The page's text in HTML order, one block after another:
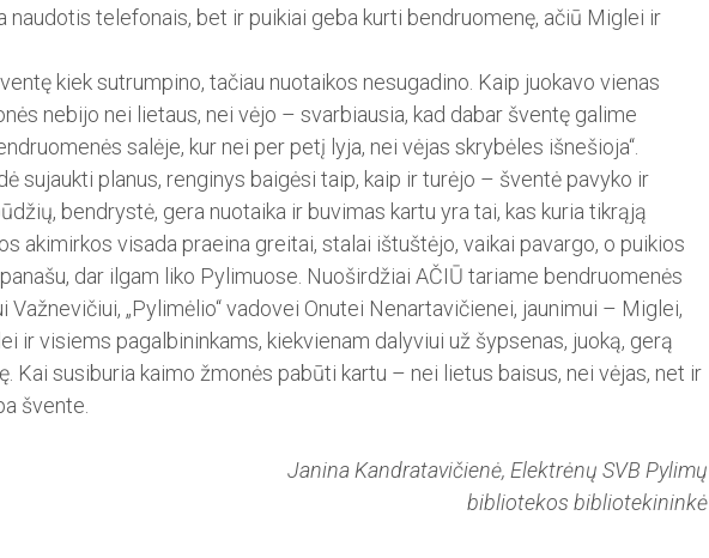
naudotis telefonais, bet ir puikiai geba kurti bendruomenę, ačiū Miglei ir
kiek sutrumpino, tačiau nuotaikos nesugadino. Kaip juokavo vienas
nebijo nei lietaus, nei vėjo – svarbiausia, kad dabar šventę galime
salėje, kur nei per petį lyja, nei vėjas skrybėles išnešioja“.
sujaukti planus, renginys baigėsi taip, kaip ir turėjo – šventė pavyko ir
bendrystė, gera nuotaika ir buvimas kartu yra tai, kas kuria tikrąją
akimirkos visada praeina greitai, stalai ištuštėjo, vaikai pavargo, o puikios
dar ilgam liko Pylimuose. Nuoširdžiai AČIŪ tariame bendruomenės
Važnevičiui, „Pylimėlio“ vadovei Onutei Ne­nartavičienei, jaunimui – Miglei,
ir visiems pagalbininkams, kiekvienam daly­viui už šypsenas, juoką, gerą
Kai susiburia kaimo žmonės pabūti kartu – nei lietus baisus, nei vėjas, net ir
švente.
Janina Kandratavičienė, Elektrėnų SVB Pylimų
bibliotekos bibliotekininkė